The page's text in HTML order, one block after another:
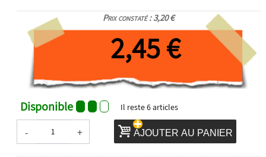
Prix constaté : 3,20 €
2,45 €
Disponible Il reste6articles
- + AJOUTER AU PANIER